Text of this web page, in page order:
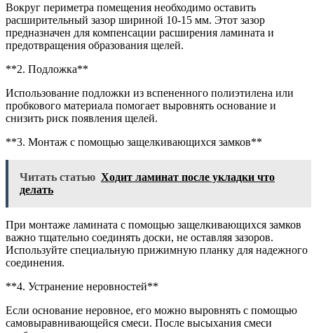
Вокруг периметра помещения необходимо оставить
расширительный зазор шириной 10-15 мм. Этот зазор
предназначен для компенсации расширения ламината и
предотвращения образования щелей.
**2. Подложка**
Использование подложки из вспененного полиэтилена или
пробкового материала помогает выровнять основание и
снизить риск появления щелей.
**3. Монтаж с помощью защелкивающихся замков**
Читать статью Ходит ламинат после укладки что
делать
При монтаже ламината с помощью защелкивающихся замков
важно тщательно соединять доски, не оставляя зазоров.
Используйте специальную прижимную планку для надежного
соединения.
**4. Устранение неровностей**
Если основание неровное, его можно выровнять с помощью
самовыравнивающейся смеси. После высыхания смеси